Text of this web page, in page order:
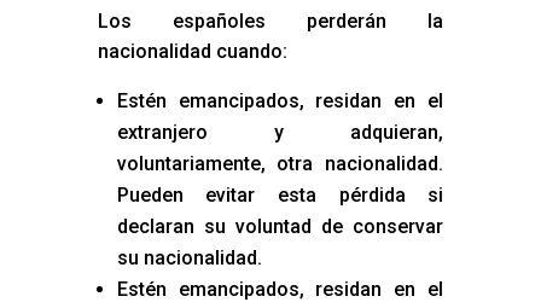
Los españoles perderán la
nacionalidad cuando:
Estén emancipados, residan en el
extranjero y adquieran,
voluntariamente, otra nacionalidad.
Pueden evitar esta pérdida si
declaran su voluntad de conservar
su nacionalidad.
Estén emancipados, residan en el